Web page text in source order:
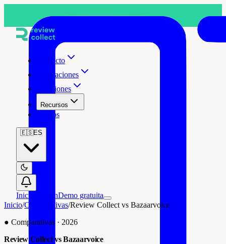
Producto
Integraciones
Soluciones
Recursos
Precios
🇪🇸ES
Iniciar sesiónDemo gratuita
Inicio/Comparativas/Review Collect vs Bazaarvoice
● Comparativas · 2026
Review Collect vs Bazaarvoice